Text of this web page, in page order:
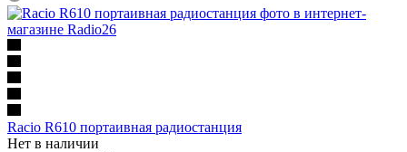
Racio R610 портаивная радиостанция
Нет в наличии